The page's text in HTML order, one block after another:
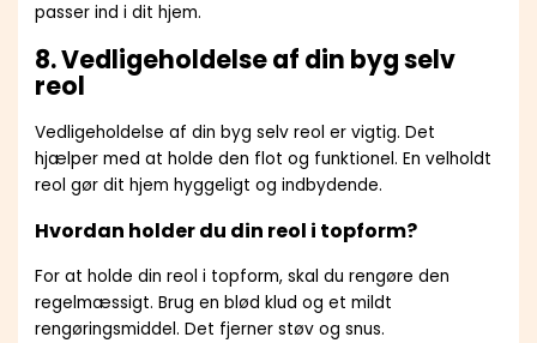
passer ind i dit hjem.
8. Vedligeholdelse af din byg selv
reol
Vedligeholdelse af din byg selv reol er vigtig. Det
hjælper med at holde den flot og funktionel. En velholdt
reol gør dit hjem hyggeligt og indbydende.
Hvordan holder du din reol i topform?
For at holde din reol i topform, skal du rengøre den
regelmæssigt. Brug en blød klud og et mildt
rengøringsmiddel. Det fjerner støv og snus.